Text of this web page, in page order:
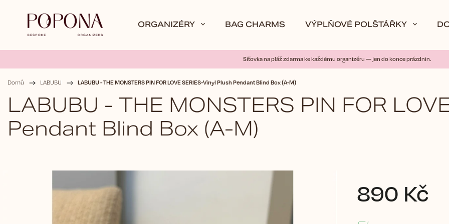
ORGANIZÉRY BAG CHARMS VÝPLŇOVÉ POLŠTÁŘKY
Síťovka na pláž zdarma ke každému organizéru — jen do konce prázdnin.
Domů / LABUBU / LABUBU - THE MONSTERS PIN FOR LOVE SERIES-Vinyl Plush Pendant Blind Box (A-M)
LABUBU - THE MONSTERS PIN FOR
Pendant Blind Box (A-M)
890 Kč